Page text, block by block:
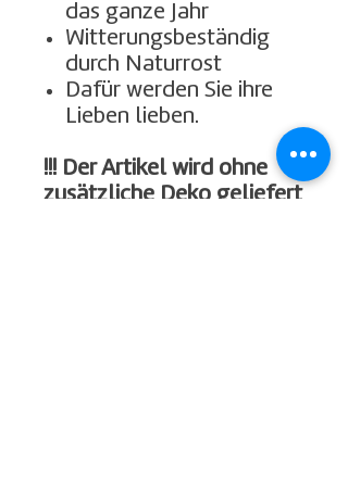
das ganze Jahr
Witterungsbeständig
durch Naturrost
Dafür werden Sie ihre
Lieben lieben.
!!! Der Artikel wird ohne
zusätzliche Deko geliefert